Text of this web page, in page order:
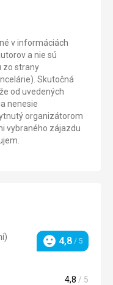
v informáciách
a nie sú
zo strany
Skutočná
od uvedených
nenesie
organizátorom
vybraného zájazdu
Hodnotenie
4,8 / 5
4,8 / 5